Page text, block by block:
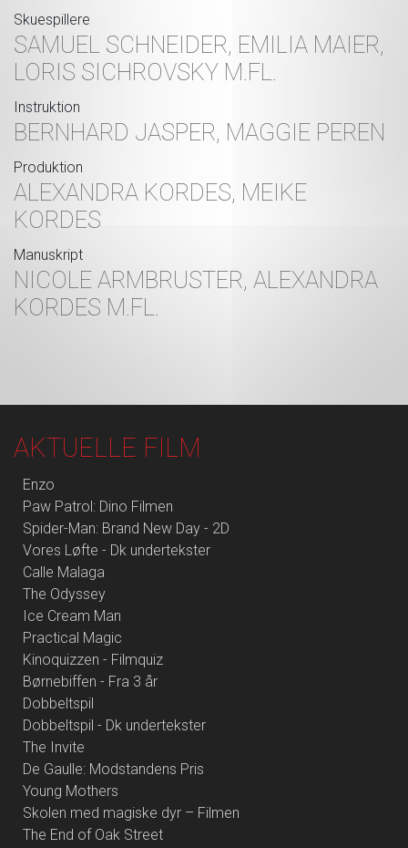
Skuespillere
SAMUEL SCHNEIDER, EMILIA MAIER,
LORIS SICHROVSKY M.FL.
Instruktion
BERNHARD JASPER, MAGGIE PEREN
Produktion
ALEXANDRA KORDES, MEIKE
KORDES
Manuskript
NICOLE ARMBRUSTER, ALEXANDRA
KORDES M.FL.
AKTUELLE FILM
Enzo
Paw Patrol: Dino Filmen
Spider-Man: Brand New Day - 2D
Vores Løfte - Dk undertekster
Calle Malaga
The Odyssey
Ice Cream Man
Practical Magic
Kinoquizzen - Filmquiz
Børnebiffen - Fra 3 år
Dobbeltspil
Dobbeltspil - Dk undertekster
The Invite
De Gaulle: Modstandens Pris
Young Mothers
Skolen med magiske dyr – Filmen
The End of Oak Street